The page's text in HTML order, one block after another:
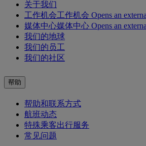
关于我们
工作机会工作机会 Opens an
媒体中心媒体中心 Opens an
我们的地球
我们的员工
我们的社区
帮助
帮助和联系方式
航班动态
特殊乘客出行服务
常见问题